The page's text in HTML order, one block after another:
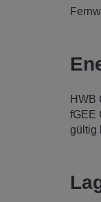
HWB
fGEE
gültig